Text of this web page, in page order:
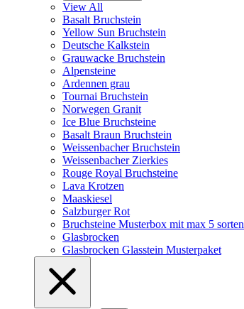
View All
Basalt Bruchstein
Yellow Sun Bruchstein
Deutsche Kalkstein
Grauwacke Bruchstein
Alpensteine
Ardennen grau
Tournai Bruchstein
Norwegen Granit
Ice Blue Bruchsteine
Basalt Braun Bruchstein
Weissenbacher Bruchstein
Weissenbacher Zierkies
Rouge Royal Bruchsteine
Lava Krotzen
Maaskiesel
Salzburger Rot
Bruchsteine Musterbox mit max 5 sorten
Glasbrocken
Glasbrocken Glasstein Musterpaket